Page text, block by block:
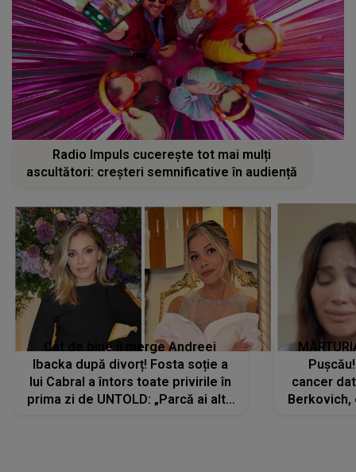
Radio Impuls cucerește tot mai mulți
ascultători: creșteri semnificative în audiență
Cât de bine îi merge Andreei
Ibacka după divorț! Fosta soție a
lui Cabral a întors toate privirile în
prima zi de UNTOLD: „Parcă ai altă
cancer